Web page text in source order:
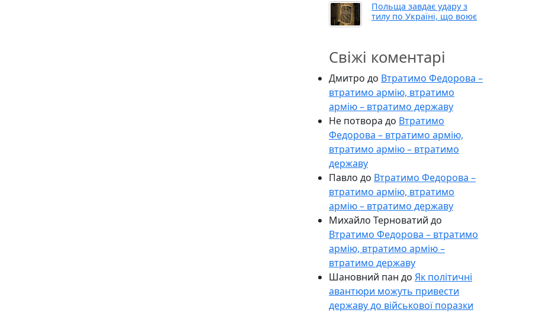
Польща завдає удару з
тилу по Україні, що воює
Свіжі коментарі
Дмитро до Втратимо Федорова –
втратимо армію, втратимо
армію – втратимо державу
Не потвора до Втратимо
Федорова – втратимо армію,
втратимо армію – втратимо
державу
Павло до Втратимо Федорова –
втратимо армію, втратимо
армію – втратимо державу
Михайло Терноватий до
Втратимо Федорова – втратимо
армію, втратимо армію –
втратимо державу
Шановний пан до Як політичні
авантюри можуть привести
державу до військової поразки